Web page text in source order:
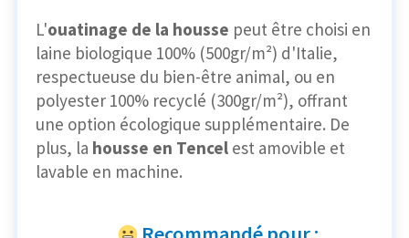
L'ouatinage de la housse peut être choisi en
laine biologique 100% (500gr/m²) d'Italie,
respectueuse du bien-être animal, ou en
polyester 100% recyclé (300gr/m²), offrant
une option écologique supplémentaire. De
plus, la housse en Tencel est amovible et
lavable en machine.